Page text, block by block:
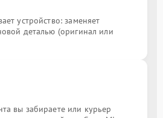
устройство: заменяет
деталью (оригинал или
вы забираете или курьер